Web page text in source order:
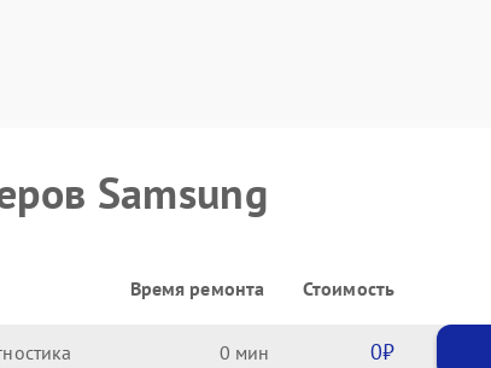
Samsung
Время ремонта Стоимость
0 0